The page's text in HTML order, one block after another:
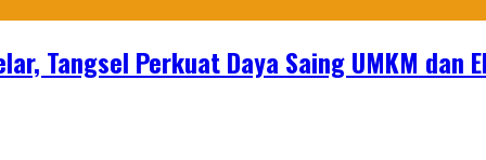
Tangsel Perkuat Daya Saing UMKM dan